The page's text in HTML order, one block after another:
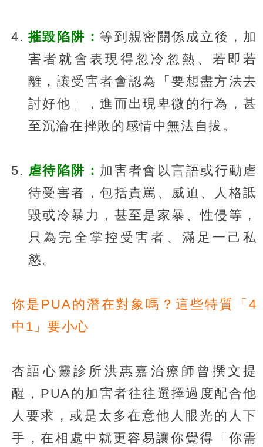
摧毀陷阱： 等到親密關係成立後，加
害者就會表現得忽冷忽熱、若即若
離，讓受害者會認為「要想盡方法去
討好他」，進而出現卑微的行為，甚
至沉淪在挫敗的感情中無法自拔。
虐待陷阱： 加害者會以言語或行動虐
待受害者，包括責罵、威迫、人格詆
毀或冷暴力，甚至是家暴、性侵等，
只為完全掌控受害者、滿足一己私
慾。
你是PUA的潛在對象嗎？這些特質「4
中1」要小心
杏語心靈診所洪惠嘉治療師曾撰文提
醒，PUA的加害者往往選擇過度配合他
人要求，或是太多在意他人眼光的人下
手，在相處中就更容易讓你覺得「你需